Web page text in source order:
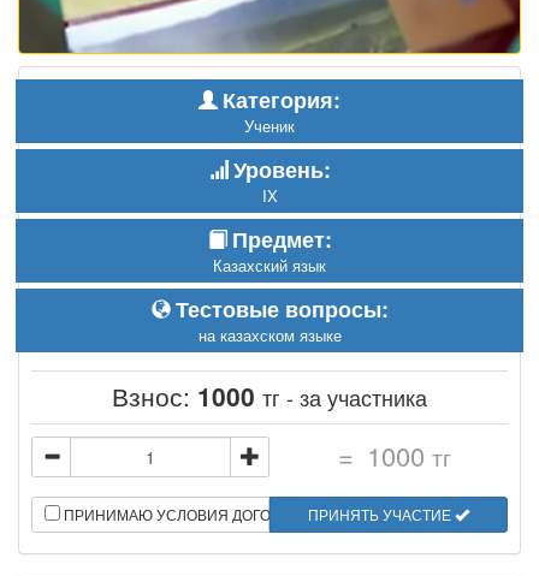
Категория:
Ученик
Уровень:
IX
Предмет:
Казахский язык
Тестовые вопросы:
на казахском языке
Взнос: 1000 тг - за участника
= 1000 тг
ПРИНИМАЮ УСЛОВИЯ ДОГОВОРА ПРИНЯТЬ УЧАСТИЕ